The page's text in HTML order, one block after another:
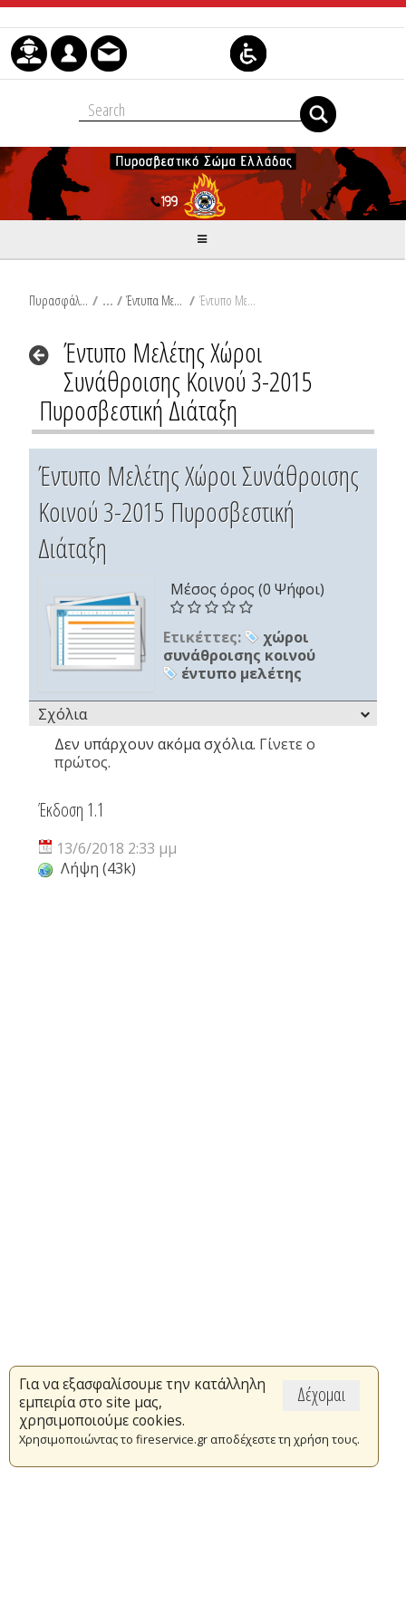
Μετάβαση στο περιεχόμενο
Πυρασφάλεια / Έντυπα Μελετών (word) / Έντυπο Μελέτης Χώροι Συνάθροισης Κοινού 3-2015 Πυροσβεστική Διάταξη
Έντυπο Μελέτης Χώροι
Συνάθροισης Κοινού 3-2015
Πυροσβεστική Διάταξη
Έντυπο Μελέτης Χώροι Συνάθροισης
Κοινού 3-2015 Πυροσβεστική
Διάταξη
Μέσος όρος (0 Ψήφοι)
Ετικέττες:
χώροι
συνάθροισης κοινού
έντυπο μελέτης
Σχόλια
Δεν υπάρχουν ακόμα σχόλια. Γίνετε ο
πρώτος.
Έκδοση 1.1
13/6/2018 2:33 μμ
Λήψη (43k)
Δέχομαι
Για να εξασφαλίσουμε την κατάλληλη
εμπειρία στο site μας,
χρησιμοποιούμε cookies.
Χρησιμοποιώντας το fireservice.gr αποδέχεστε τη χρήση τους.